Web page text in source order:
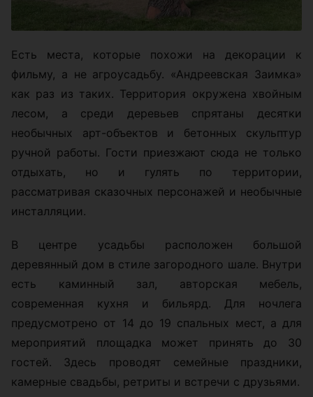
Есть места, которые похожи на декорации к
фильму, а не агроусадьбу. «Андреевская Заимка»
как раз из таких. Территория окружена хвойным
лесом, а среди деревьев спрятаны десятки
необычных арт-объектов и бетонных скульптур
ручной работы. Гости приезжают сюда не только
отдыхать, но и гулять по территории,
рассматривая сказочных персонажей и необычные
инсталляции.
В центре усадьбы расположен большой
деревянный дом в стиле загородного шале. Внутри
есть каминный зал, авторская мебель,
современная кухня и бильярд. Для ночлега
предусмотрено от 14 до 19 спальных мест, а для
мероприятий площадка может принять до 30
гостей. Здесь проводят семейные праздники,
камерные свадьбы, ретриты и встречи с друзьями.